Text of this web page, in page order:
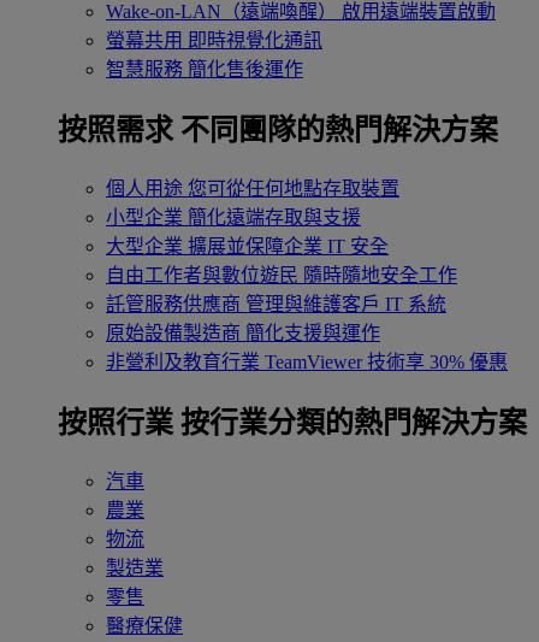
Wake-on-LAN（遠端喚醒）
啟用遠端裝置啟動
螢幕共用 即時視覺化通訊
智慧服務 簡化售後運作
按照需求 不同團隊的熱門解決方案
個人用途 您可從任何地點存取裝置
小型企業 簡化遠端存取與支援
大型企業 擴展並保障企業 IT 安全
自由工作者與數位遊民 隨時隨地安全工作
託管服務供應商 管理與維護客戶 IT 系統
原始設備製造商 簡化支援與運作
非營利及教育行業 TeamViewer 技術享 30% 優惠
按照行業 按行業分類的熱門解決方案
汽車
農業
物流
製造業
零售
醫療保健